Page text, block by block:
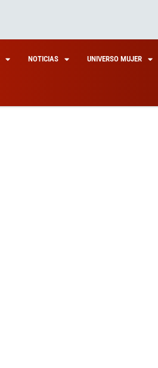
NOTICIAS UNIVERSO MUJER